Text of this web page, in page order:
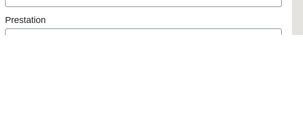
Prestation